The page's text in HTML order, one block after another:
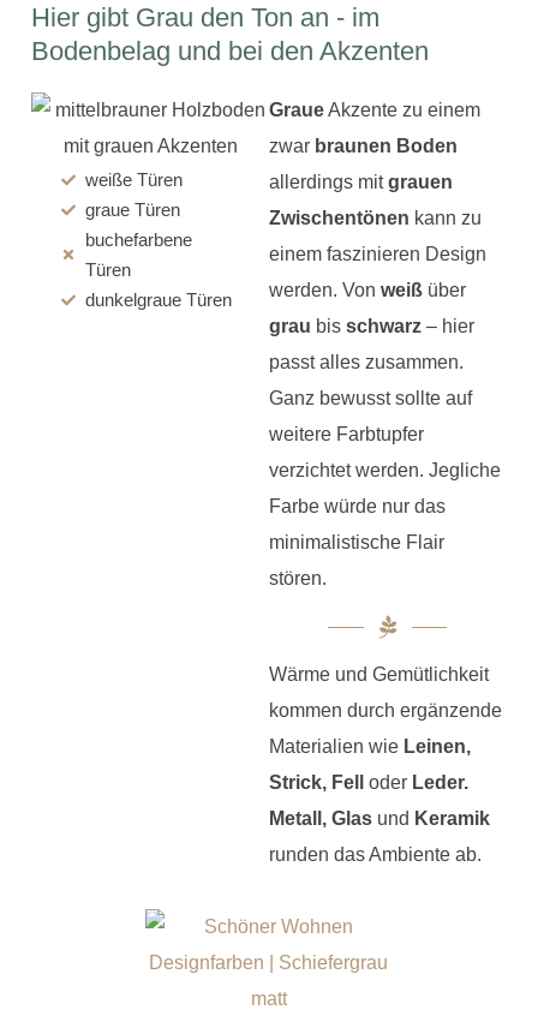
Hier gibt Grau den Ton an - im
Bodenbelag und bei den Akzenten
weiße Türen
graue Türen
buchefarbene
Türen
dunkelgraue Türen
GraueAkzente zu einem
zwar braunen Boden
allerdings mitgrauen
Zwischentönen kann zu
einem faszinieren Design
werden. Von weißüber
grau bis schwarz– hier
passt alles zusammen.
Ganz bewusst sollte auf
weitere Farbtupfer
verzichtet werden. Jegliche
Farbe würde nur das
minimalistische Flair
stören.
Wärme und Gemütlichkeit
kommen durch ergänzende
Materialien wie Leinen,
Strick, Fell oder Leder.
Metall, Glas und Keramik
runden das Ambiente ab.